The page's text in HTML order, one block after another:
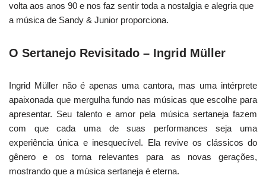
volta aos anos 90 e nos faz sentir toda a nostalgia e alegria que
a música de Sandy & Junior proporciona.
O Sertanejo Revisitado – Ingrid Müller
Ingrid Müller não é apenas uma cantora, mas uma intérprete
apaixonada que mergulha fundo nas músicas que escolhe para
apresentar. Seu talento e amor pela música sertaneja fazem
com que cada uma de suas performances seja uma
experiência única e inesquecível. Ela revive os clássicos do
gênero e os torna relevantes para as novas gerações,
mostrando que a música sertaneja é eterna.